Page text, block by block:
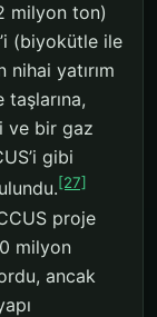
milyon ton)
(biyokütle ile
yatırım
ve bir gaz
gibi
[27]
proje
milyon
ancak